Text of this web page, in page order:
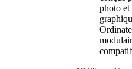
photo et